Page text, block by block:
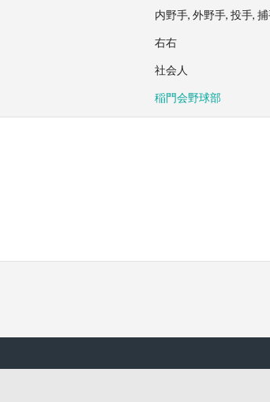
内野手, 外野手, 投手,
右右
社会人
稲門会野球部